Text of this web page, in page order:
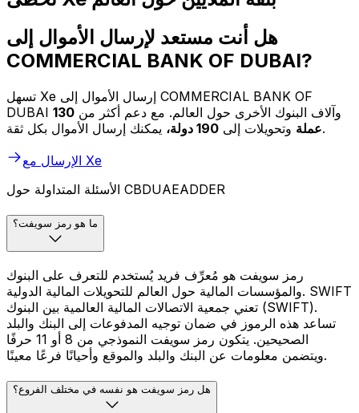
هل أنت مستعد لإرسال الأموال إلى
COMMERCIAL BANK OF DUBAI?
تسهل Xe إرسال الأموال إلى COMMERCIAL BANK OF
DUBAI وآلاف البنوك الأخرى حول العالم. مع دعم أكثر من 130
عملة وتحويلات إلى 190 دولة،
يمكنك إرسال الأموال بكل ثقة.
الإرسال مع Xe
الأسئلة المتداولة حول CBDUAEADDER
ما هو رمز سويفت؟
رمز سويفت هو مُعرِّف فريد يُستخدم للتعرف على البنوك
والمؤسسات المالية حول العالم للتحويلات المالية الدولية. SWIFT
تعني جمعية الاتصالات المالية العالمية بين البنوك (SWIFT).
تساعد هذه الرموز في ضمان توجيه المدفوعات إلى البنك والبلد
الصحيحين. يتكون رمز سويفت النموذجي من 8 أو 11 حرفًا
ويتضمن معلومات عن البنك والبلد والموقع وأحيانًا فرعًا معينًا.
هل رمز سويفت هو نفسه في مختلف الفروع؟